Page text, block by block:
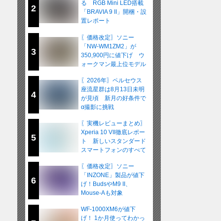
2
る RGB Mini LED搭載
「BRAVIA 9 II」開梱・設
置レポート
3
〖価格改定〗ソニー
「NW-WM1ZM2」が
350,900円に値下げ ウ
ォークマン最上位モデル
4
〖2026年〗ペルセウス
座流星群は8月13日未明
が見頃 新月の好条件で
α撮影に挑戦
5
〖実機レビューまとめ〗
Xperia 10 VII徹底レポー
ト 新しいスタンダード
スマートフォンのすべて
6
〖価格改定〗ソニー
「INZONE」製品が値下
げ！BudsやM9 II、
Mouse-Aも対象
WF-1000XM6が値下
げ！ 1か月使ってわかっ